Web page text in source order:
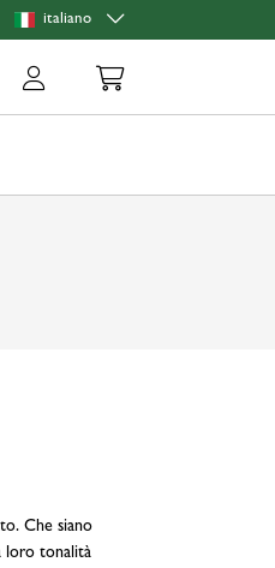
italiano
Che siano
loro tonalità